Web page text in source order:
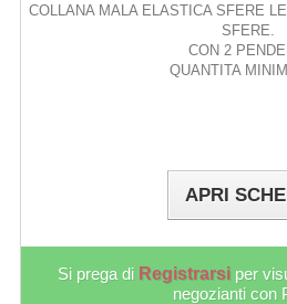
COLLANA MALA ELASTICA SFERE
SFERE.
CON 2
QUANTITA
APRI
Si prega di Registrarsi per
negozianti con